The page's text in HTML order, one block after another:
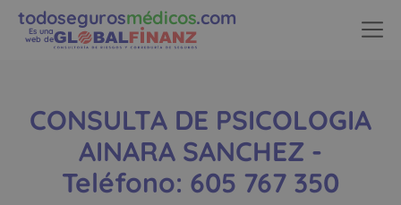
todosegurosmédicos.com
Es una
web de
CONSULTA DE PSICOLOGIA
AINARA SANCHEZ -
Teléfono: 605 767 350